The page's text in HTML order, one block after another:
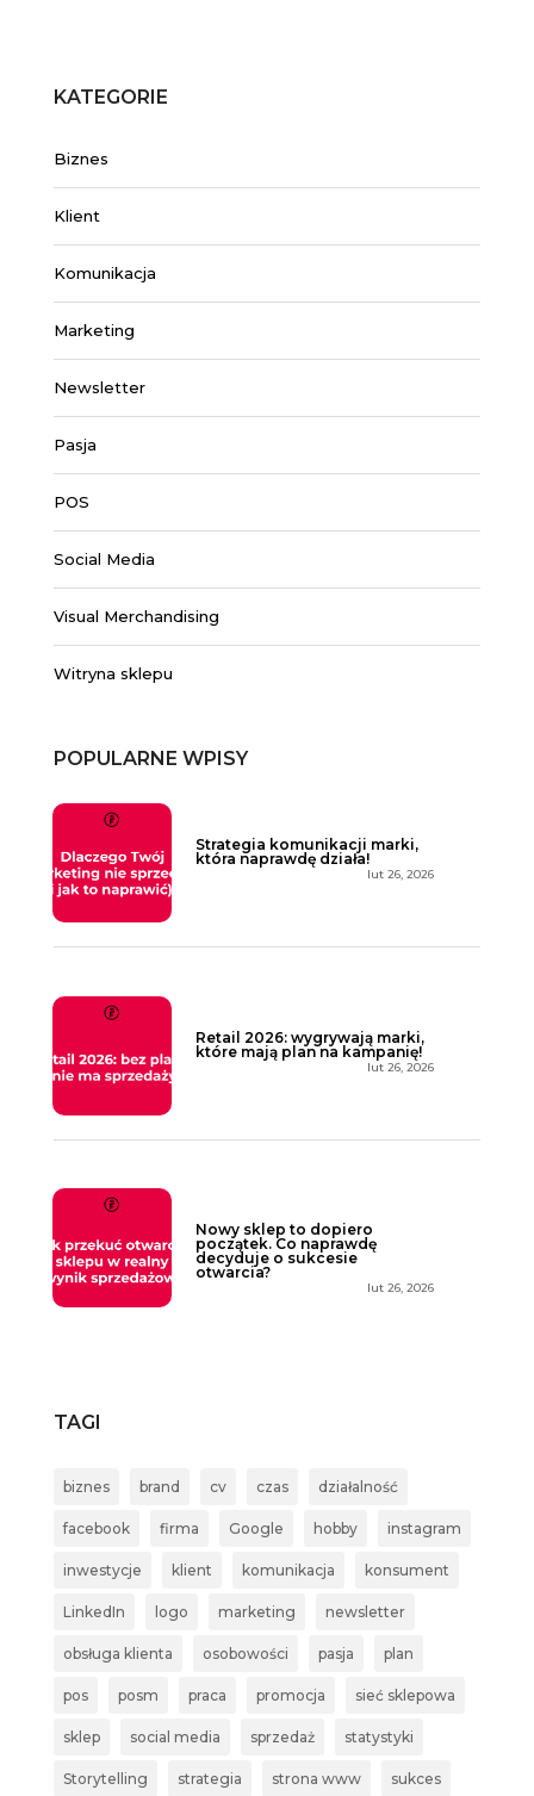
KATEGORIE
Biznes
Klient
Komunikacja
Marketing
Newsletter
Pasja
POS
Social Media
Visual Merchandising
Witryna sklepu
POPULARNE WPISY
Strategia komunikacji marki,
która naprawdę działa!
lut 26, 2026
Retail 2026: wygrywają marki,
które mają plan na kampanię!
lut 26, 2026
Nowy sklep to dopiero
początek. Co naprawdę
decyduje o sukcesie
otwarcia?
lut 26, 2026
TAGI
biznes brand cv czas działalność
facebook firma Google hobby instagram
inwestycje klient komunikacja konsument
LinkedIn logo marketing newsletter
obsługa klienta osobowości pasja plan
pos posm praca promocja sieć sklepowa
sklep social media sprzedaż statystyki
Storytelling strategia strona www sukces